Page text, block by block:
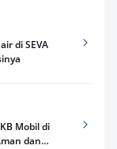
di SEVA
Mobil di
dan